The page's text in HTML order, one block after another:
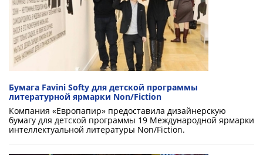
Бумага Favini Softy для детской программы
литературной ярмарки Non/Fiction
Компания «Европапир» предоставила дизайнерскую
бумагу для детской программы 19 Международной ярмарки
интеллектуальной литературы Non/Fiction.